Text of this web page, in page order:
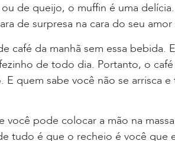
de queijo, o muffin é uma
de surpresa na cara do seu
café da manhã sem essa bebida.
de todo dia. Portanto, o
quem sabe você não se arrisca
você pode colocar a mão na
tudo é que o recheio é você que